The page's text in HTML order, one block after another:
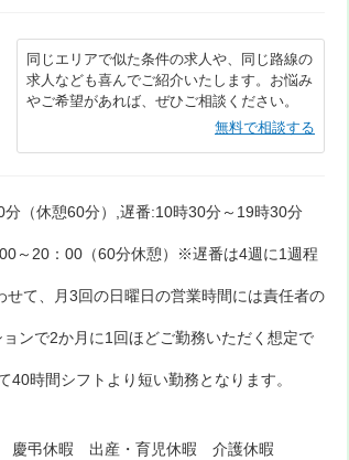
同じエリアで似た条件の求人や、同じ路線の
求人なども喜んでご紹介いたします。お悩み
やご希望があれば、ぜひご相談ください。
無料で相談する
（休憩60分）,遅番:10時30分～19時30分
～20：00（60分休憩）※遅番は4週に1週程
て、月3回の日曜日の営業時間には責任者の
ンで2か月に1回ほどご勤務いただく想定で
時間シフトより短い勤務となります。
弔休暇 出産・育児休暇 介護休暇